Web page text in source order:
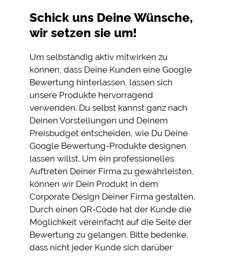
Schick uns Deine Wünsche,
wir setzen sie um!
Um selbständig aktiv mitwirken zu
können, dass Deine Kunden eine Google
Bewertung hinterlassen, lassen sich
unsere Produkte hervorragend
verwenden. Du selbst kannst ganz nach
Deinen Vorstellungen und Deinem
Preisbudget entscheiden, wie Du Deine
Google Bewertung-Produkte designen
lassen willst. Um ein professionelles
Auftreten Deiner Firma zu gewährleisten,
können wir Dein Produkt in dem
Corporate Design Deiner Firma gestalten.
Durch einen QR-Code hat der Kunde die
Möglichkeit vereinfacht auf die Seite der
Bewertung zu gelangen. Bitte bedenke,
dass nicht jeder Kunde sich darüber